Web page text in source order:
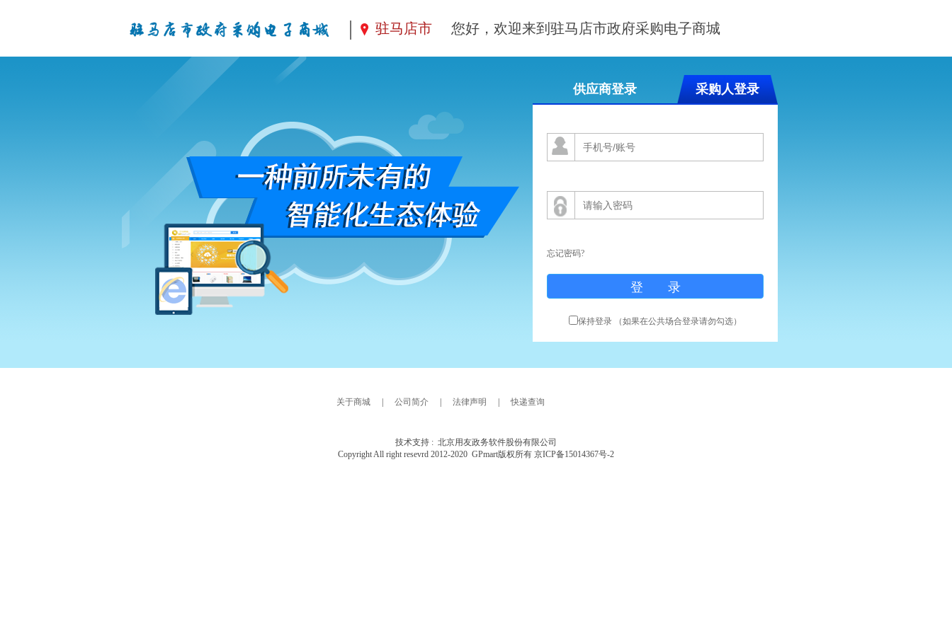
|  驻马店市 您好，欢迎来到驻马店市政府采购电子商城
供应商登录 采购人登录
忘记密码?
保持登录 （如果在公共场合登录请勿勾选）
关于商城 公司简介 法律声明 快递查询
技术支持 : 北京用友政务软件股份有限公司
Copyright All right resevrd 2012-2020 GPmart版权所有 京ICP备15014367号-2